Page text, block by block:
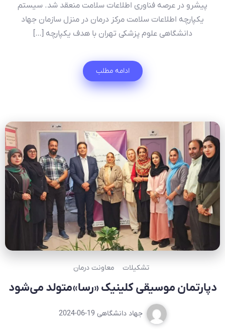
پیشرو در عرصه فناوری اطلاعات سلامت منعقد شد. سیستم
یکپارچه اطلاعات سلامت مرکز درمان در منزل سازمان جهاد
دانشگاهی علوم پزشکی تهران با هدف یکپارچه […]
ادامه مطلب
تشکیلات معاونت درمان
دپارتمان موسیقی کلینیک «رسا» متولد می‌شود
جهاد دانشگاهی 2024-06-19